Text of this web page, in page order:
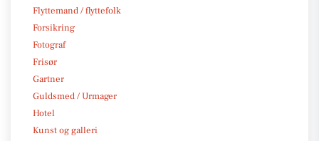
Flyttemand / flyttefolk
Forsikring
Fotograf
Frisør
Gartner
Guldsmed / Urmager
Hotel
Kunst og galleri